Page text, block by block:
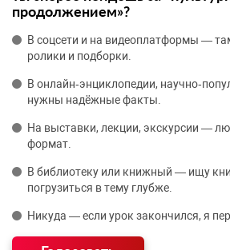
продолжением»?
В соцсети и на видеоплатформы —
ролики и подборки.
В онлайн‑энциклопедии,
нужны надёжные факты.
На выставки, лекции, экскурсии —
формат.
В библиотеку или книжный — ищу
погрузиться в тему глубже.
Никуда — если урок закончился, я